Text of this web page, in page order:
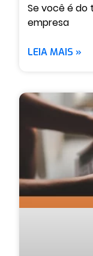
Se você é do
empresa
LEIA MAIS »